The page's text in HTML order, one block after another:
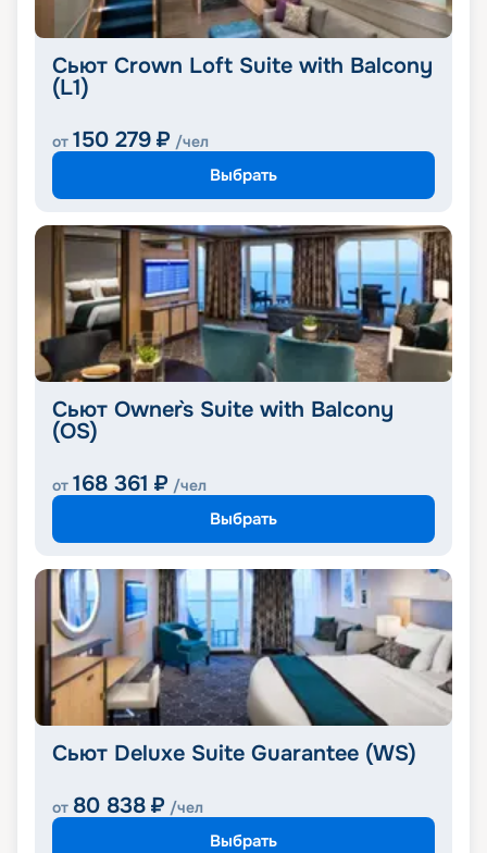
Сьют Crown Loft Suite with Balcony
(L1)
от 150 279 ₽ /чел
Выбрать
Сьют Owner`s Suite with Balcony
(OS)
от 168 361 ₽ /чел
Выбрать
Сьют Deluxe Suite Guarantee (WS)
от 80 838 ₽ /чел
Выбрать